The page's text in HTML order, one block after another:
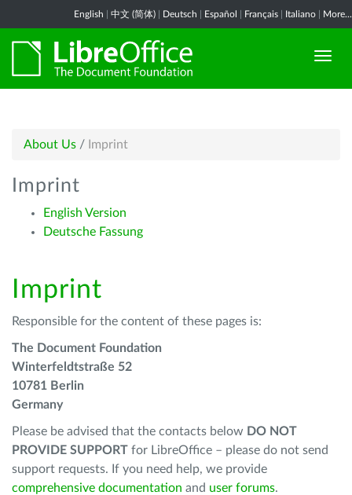
English 中文 (简体) Deutsch Español Français Italiano More...
About Us / Imprint
Imprint
English Version
Deutsche Fassung
Imprint
Responsible for the content of these pages is:
The Document Foundation
Winterfeldtstraße 52
10781 Berlin
Germany
Please be advised that the contacts below DO NOT
PROVIDE SUPPORT for LibreOffice – please do not send
support requests. If you need help, we provide
comprehensive documentation and user forums.